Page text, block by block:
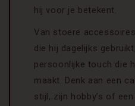
hij voor je betekent.
Van stoere
die hij dagelijks
persoonlijke touch die
maakt. Denk aan een
stijl, zijn hobby’s of